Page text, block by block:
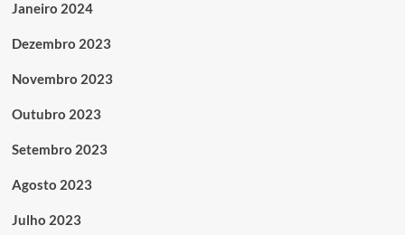
Janeiro 2024
Dezembro 2023
Novembro 2023
Outubro 2023
Setembro 2023
Agosto 2023
Julho 2023